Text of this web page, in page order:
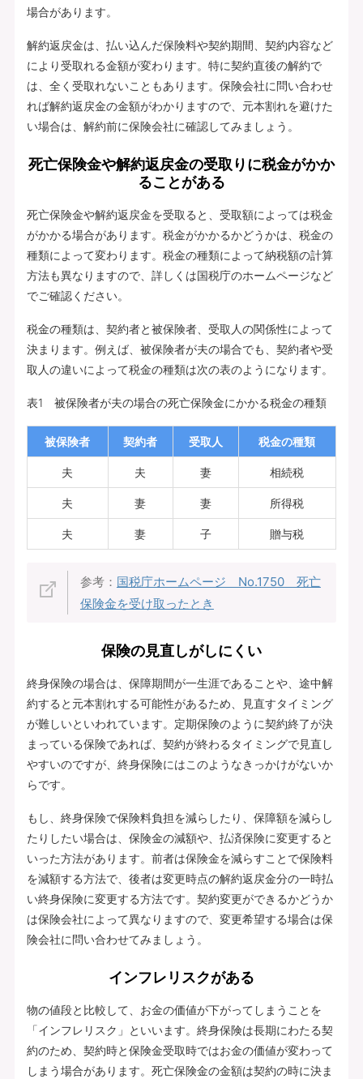
場合があります。
解約返戻金は、払い込んだ保険料や契約期間、契約内容など
により受取れる金額が変わります。特に契約直後の解約で
は、全く受取れないこともあります。保険会社に問い合わせ
れば解約返戻金の金額がわかりますので、元本割れを避けた
い場合は、解約前に保険会社に確認してみましょう。
死亡保険金や解約返戻金の受取りに税金がかか
ることがある
死亡保険金や解約返戻金を受取ると、受取額によっては税金
がかかる場合があります。税金がかかるかどうかは、税金の
種類によって変わります。税金の種類によって納税額の計算
方法も異なりますので、詳しくは国税庁のホームページなど
でご確認ください。
税金の種類は、契約者と被保険者、受取人の関係性によって
決まります。例えば、被保険者が夫の場合でも、契約者や受
取人の違いによって税金の種類は次の表のようになります。
表1 被保険者が夫の場合の死亡保険金にかかる税金の種類
被保険者 契約者 受取人 税金の種類
夫 夫 妻 相続税
夫 妻 妻 所得税
夫 妻 子 贈与税
参考： 国税庁ホームページ No.1750 死亡
保険金を受け取ったとき
保険の見直しがしにくい
終身保険の場合は、保障期間が一生涯であることや、途中解
約すると元本割れする可能性があるため、見直すタイミング
が難しいといわれています。定期保険のように契約終了が決
まっている保険であれば、契約が終わるタイミングで見直し
やすいのですが、終身保険にはこのようなきっかけがないか
らです。
もし、終身保険で保険料負担を減らしたり、保障額を減らし
たりしたい場合は、保険金の減額や、払済保険に変更すると
いった方法があります。前者は保険金を減らすことで保険料
を減額する方法で、後者は変更時点の解約返戻金分の一時払
い終身保険に変更する方法です。契約変更ができるかどうか
は保険会社によって異なりますので、変更希望する場合は保
険会社に問い合わせてみましょう。
インフレリスクがある
物の値段と比較して、お金の価値が下がってしまうことを
「インフレリスク」といいます。終身保険は長期にわたる契
約のため、契約時と保険金受取時ではお金の価値が変わって
しまう場合があります。死亡保険金の金額は契約の時に決ま